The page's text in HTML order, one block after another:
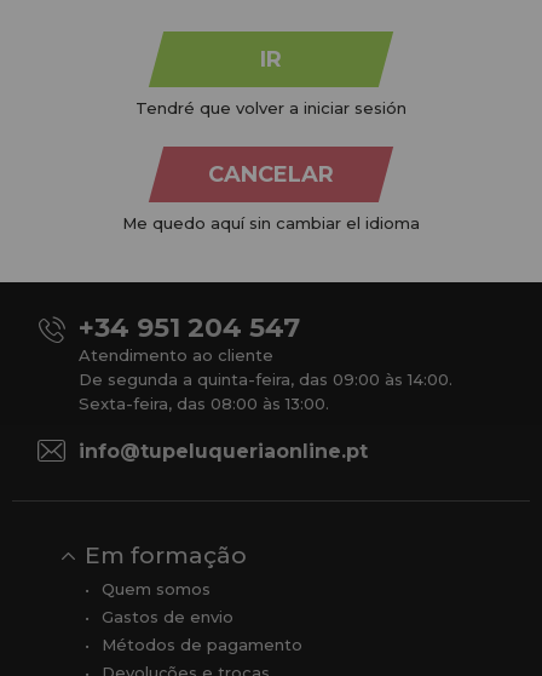
Tu Peluquería Online S.L.U.
dedicamo-nos à venda de
produtos para cabeleireiro e beleza, oferecendo uma vasta
+34 951 204 547
Atendimento ao cliente
De segunda a quinta-feira, das 09:00 às 14:00.
Sexta-feira, das 08:00 às 13:00.
info@tupeluqueriaonline.pt
Em formação
Quem somos
Gastos de envio
Métodos de pagamento
IR
Tendré que volver a iniciar sesión
CANCELAR
Me quedo aquí sin cambiar el idioma